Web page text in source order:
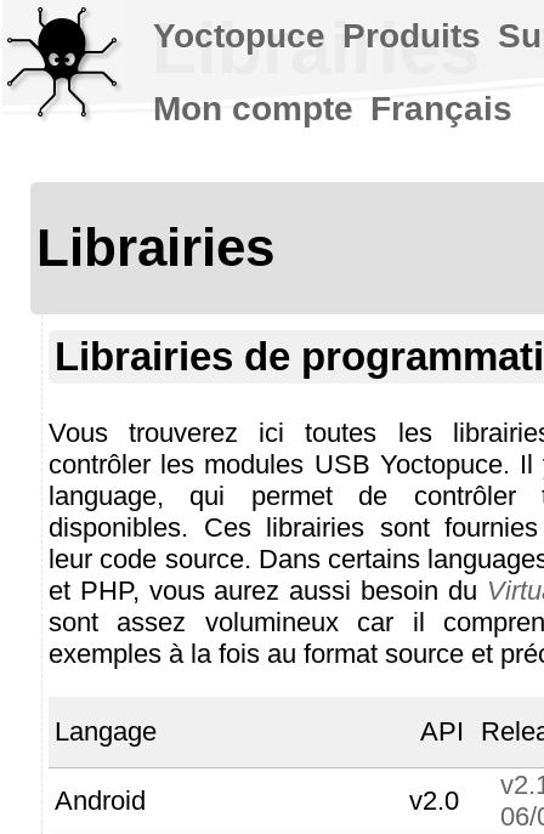
Librairies
Librairies
Librairies de
Vous trouverez ici toutes les
contrôler les modules USB Yoctopuce.
language, qui permet de contrôler
disponibles. Ces librairies sont
leur code source. Dans certains
et PHP, vous aurez aussi besoin du
sont assez volumineux car il
exemples à la fois au format source et
Langage API
Android v2.0
06/
Yoctopuce Produits
Mon compte Français